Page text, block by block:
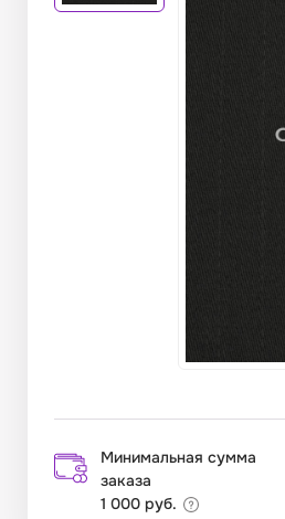
Минимальная сумма
заказа
1 000 руб.